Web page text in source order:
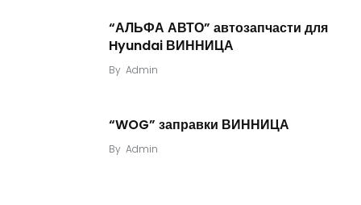
“АЛЬФА АВТО” автозапчасти для
Hyundai ВИННИЦА
By Admin
“WOG” заправки ВИННИЦА
By Admin